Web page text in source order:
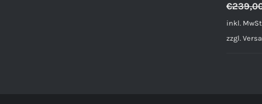
€
inkl.
zzgl.